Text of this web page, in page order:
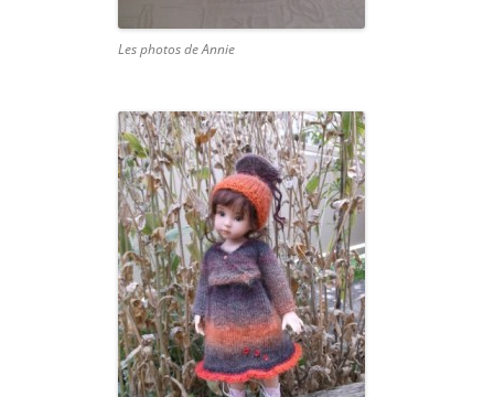
Les photos de Annie